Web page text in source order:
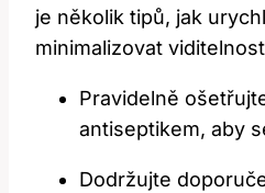
je několik tipů, jak
minimalizovat
Pravidelně
antiseptikem, ⁢aby
Dodržujte‍